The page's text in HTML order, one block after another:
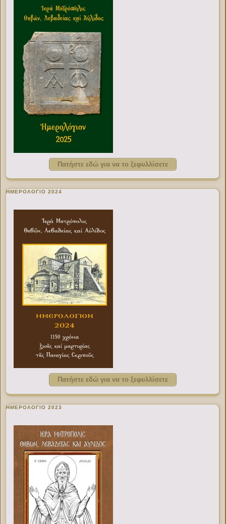
Πατήστε εδώ για να το ξεφυλλίσετε
ΗΜΕΡΟΛΟΓΙΟ 2024
Πατήστε εδώ για να το ξεφυλλίσετε
ΗΜΕΡΟΛΟΓΙΟ 2023